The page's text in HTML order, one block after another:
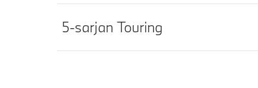
5-sarjan Touring